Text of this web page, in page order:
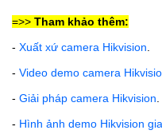
=>> Tham khảo thêm:
- Xuất xứ camera Hikvision
- Video demo camera
- Giải pháp camera Hikvision
- Hình ảnh demo Hikvision